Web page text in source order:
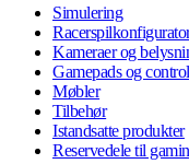
Simulering
Kameraer og
Gamepads og
Møbler
Tilbehør
Istandsatte produkter
Reservedele til